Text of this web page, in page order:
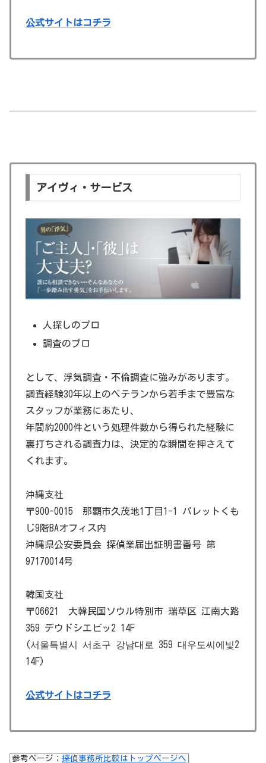
公式サイトはコチラ
アイヴィ・サービス
人探しのプロ
調査のプロ
として、浮気調査・不倫調査に強みがあります。
調査経験30年以上のベテランから若手まで豊富な
スタッフが業務にあたり、
年間約2000件という処理件数から得られた経験に
裏打ちされる調査力は、決定的な瞬間を押さえて
くれます。
沖縄支社
〒900-0015 那覇市久茂地1丁目1-1 パレットくも
じ9階BAオフィス内
沖縄県公安委員会 探偵業届出証明書番号 第
97170014号
韓国支社
〒06621 大韓民国ソウル特別市 瑞草区 江南大路
359 デウドシエビッ2 14F
(서울특별시 서초구 강남대로 359 대우도씨에빛2
14F)
公式サイトはコチラ
参考ページ； 探偵事務所比較はトップページへ